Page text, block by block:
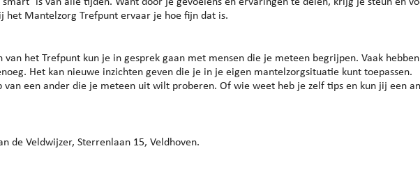
het Mantelzorg Trefpunt ervaar je hoe fijn dat is.
van het Trefpunt kun je in gesprek gaan met mensen die je meteen begrijpen. Vaak
Het kan nieuwe inzichten geven die je in je eigen mantelzorgsituatie kunt toepassen.
van een ander die je meteen uit wilt proberen. Of wie weet heb je zelf tips en kun jij een
de Veldwijzer, Sterrenlaan 15, Veldhoven.